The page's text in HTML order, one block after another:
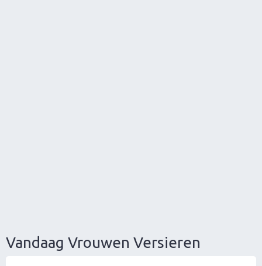
Vandaag Vrouwen Versieren